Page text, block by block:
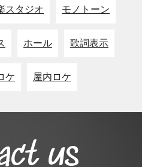
スタジオ モノトーン
ホール 歌詞表示
ケ 屋内ロケ
us